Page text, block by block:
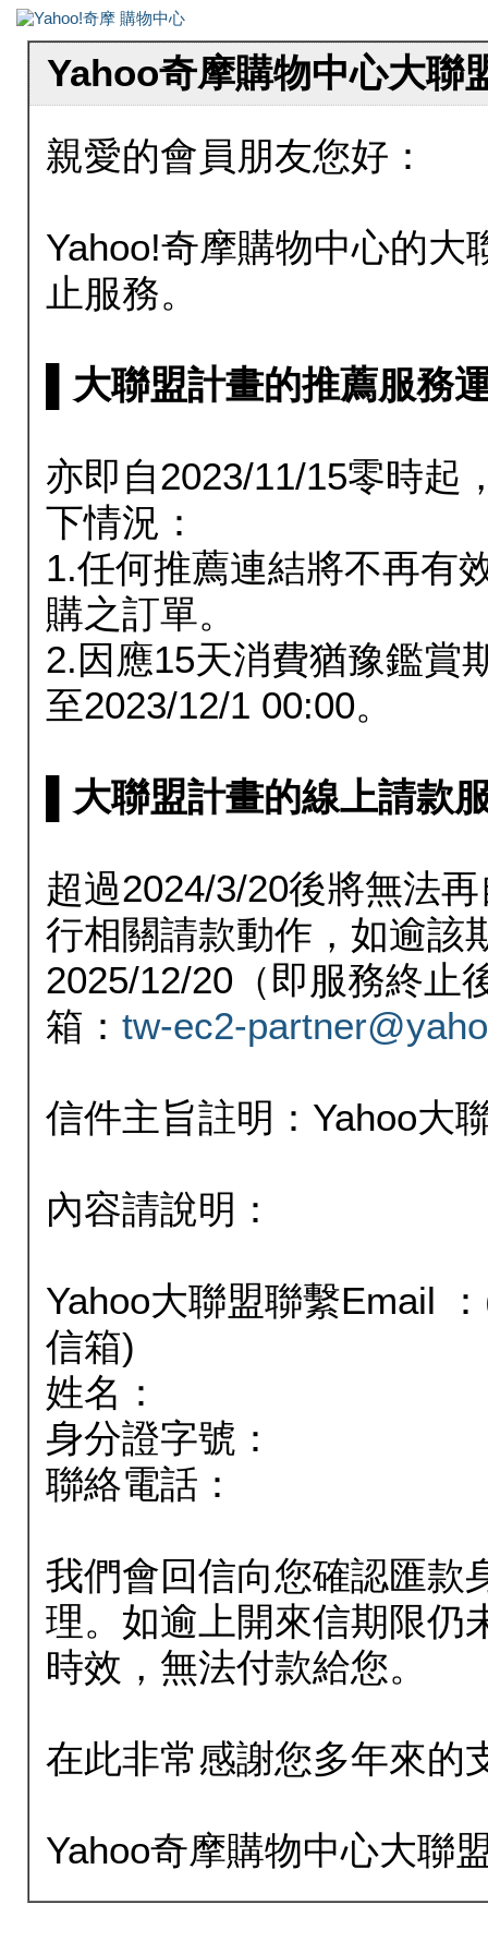
Yahoo奇摩購物中心大聯
親愛的會員朋友您好：
Yahoo!奇摩購物中心的大
止服務。
▌大聯盟計畫的推薦服務
亦即自2023/11/15零時起
下情況：
1.任何推薦連結將不再有
購之訂單。
2.因應15天消費猶豫鑑賞
至2023/12/1 00:00。
▌大聯盟計畫的線上請款
超過2024/3/20後將無法
行相關請款動作，如逾該
2025/12/20（即服務終止
箱： tw-ec2-
信件主旨註明：Yahoo大
內容請說明：
Yahoo大聯盟聯繫Email
信箱)
姓名：
身分證字號：
聯絡電話：
我們會回信向您確認匯款
理。如逾上開來信期限仍
時效，無法付款給您。
在此非常感謝您多年來的
Yahoo奇摩購物中心大